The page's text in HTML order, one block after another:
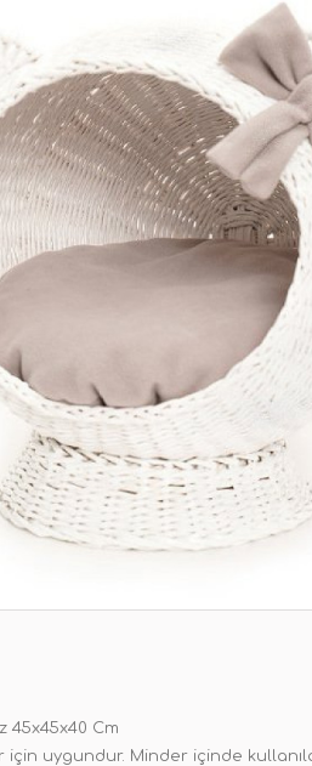
45x45x40 Cm
için uygundur. Minder içinde